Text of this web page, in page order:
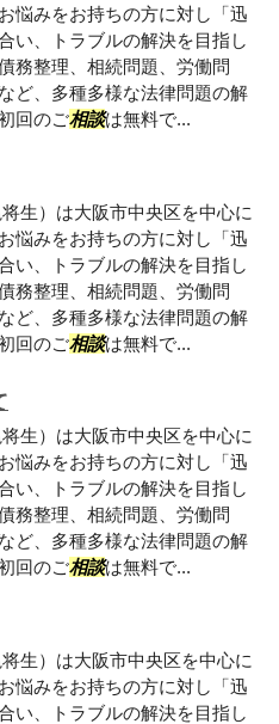
悩みをお持ちの方に対し「迅
い、トラブルの解決を目指し
務整理、相続問題、労働問
ど、多種多様な法律問題の解
回のご相談は無料で...
生）は大阪市中央区を中心に
悩みをお持ちの方に対し「迅
い、トラブルの解決を目指し
務整理、相続問題、労働問
ど、多種多様な法律問題の解
回のご相談は無料で...
生）は大阪市中央区を中心に
悩みをお持ちの方に対し「迅
い、トラブルの解決を目指し
務整理、相続問題、労働問
ど、多種多様な法律問題の解
回のご相談は無料で...
生）は大阪市中央区を中心に
悩みをお持ちの方に対し「迅
い、トラブルの解決を目指し